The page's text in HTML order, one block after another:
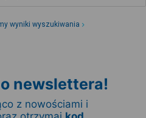
wyniki wyszukiwania
newslettera!
z nowościami i